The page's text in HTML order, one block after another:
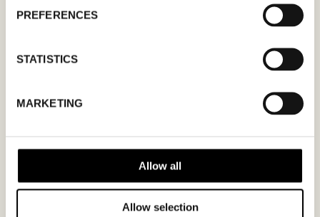
PREFERENCES
STATISTICS
MARKETING
Allow all
Allow selection
möte och en hälsning. Kom ihåg att skriva i din
gäller.